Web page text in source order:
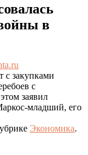
в
с закупками
с
заявил
младший, его
Экономика.